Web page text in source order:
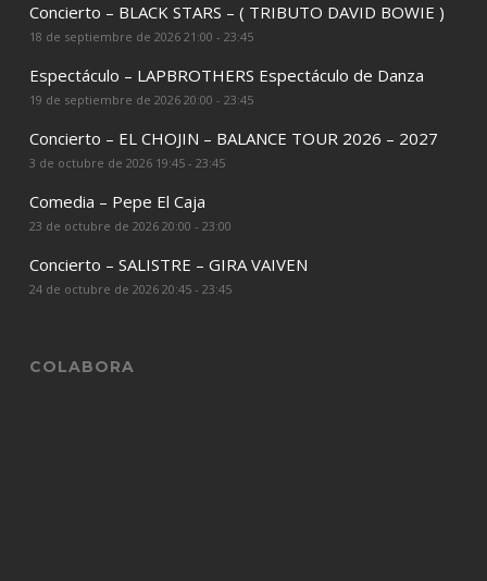
Concierto – BLACK STARS – ( TRIBUTO DAVID BOWIE )
18 de septiembre de 2026 21:00 - 23:45
Espectáculo – LAPBROTHERS Espectáculo de Danza
19 de septiembre de 2026 20:00 - 23:45
Concierto – EL CHOJIN – BALANCE TOUR 2026 – 2027
3 de octubre de 2026 19:45 - 23:45
Comedia – Pepe El Caja
23 de octubre de 2026 20:00 - 23:00
Concierto – SALISTRE – GIRA VAIVEN
24 de octubre de 2026 20:45 - 23:45
COLABORA